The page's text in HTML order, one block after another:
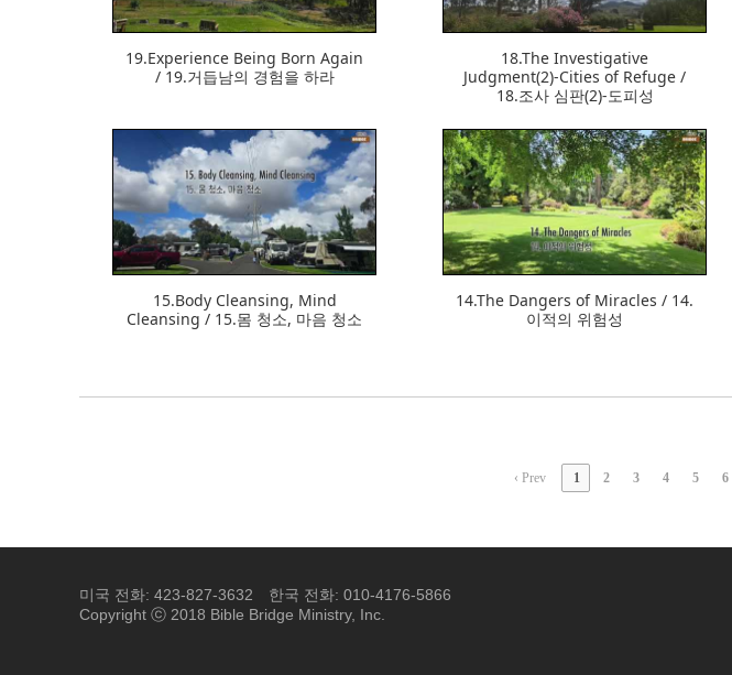
19.Experience Being Born Again
/ 19.거듭남의 경험을 하라
18.The Investigative
Judgment(2)-Cities of Refuge /
18.조사 심판(2)-도피성
369
15.Body Cleansing, Mind
Cleansing / 15.몸 청소, 마음 청소
363
14.The Dangers of Miracles / 14.
이적의 위험성
‹ Prev 1 2 3 4 5 6
미국 전화: 423-827-3632
한국 전화: 010-4176-5866
Copyright ⓒ 2018 Bible Bridge Ministry, Inc.